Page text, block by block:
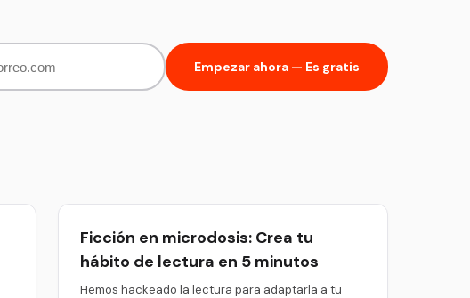
Empezar ahora — Es gratis
Ficción en microdosis: Crea tu
hábito de lectura en 5 minutos
Hemos hackeado la lectura para adaptarla a tu